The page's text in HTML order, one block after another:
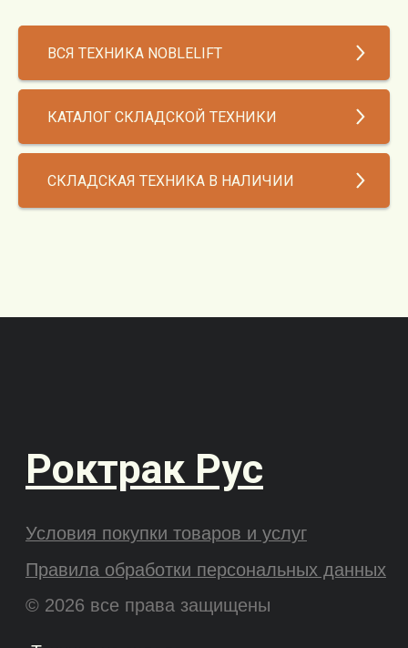
ВСЯ ТЕХНИКА NOBLELIFT
КАТАЛОГ СКЛАДСКОЙ ТЕХНИКИ
СКЛАДСКАЯ ТЕХНИКА В НАЛИЧИИ